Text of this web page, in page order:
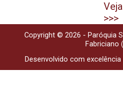
>>>
Copyright © 2026 - Paróquia
Fabriciano
Desenvolvido com excelência